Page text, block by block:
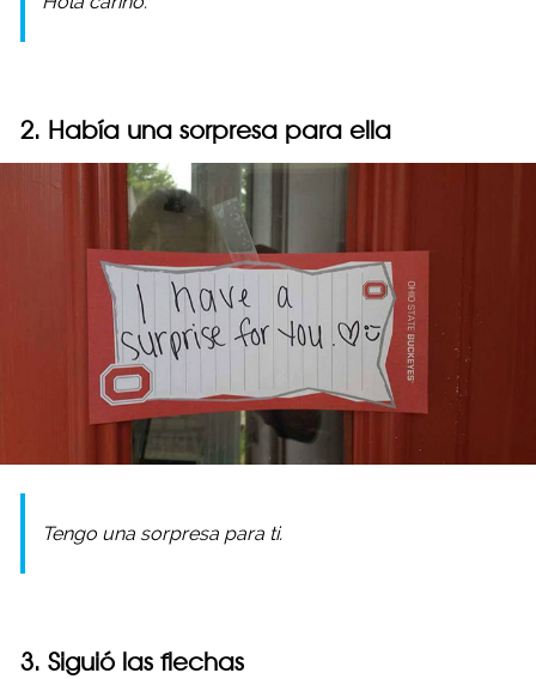
2. Había una sorpresa para ella
Tengo una sorpresa para ti.
3. Siguió las flechas